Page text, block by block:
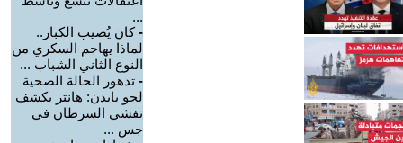
...
-كان يُصيب الكبار..
لماذا يهاجم السكري من
النوع الثاني الشباب ...
- تدهور الحالة الصحية
لجو بايدن: هانتر يكشف
تفشي السرطان في
جس ...